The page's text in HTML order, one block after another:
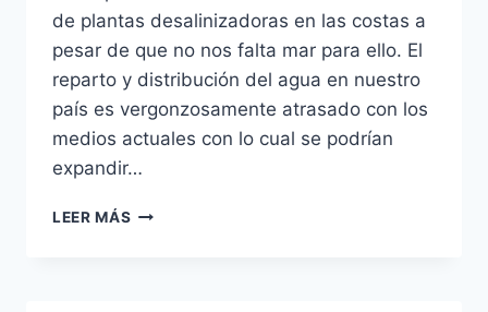
de plantas desalinizadoras en las costas a
pesar de que no nos falta mar para ello. El
reparto y distribución del agua en nuestro
país es vergonzosamente atrasado con los
medios actuales con lo cual se podrían
expandir…
LEER MÁS PLANTAS